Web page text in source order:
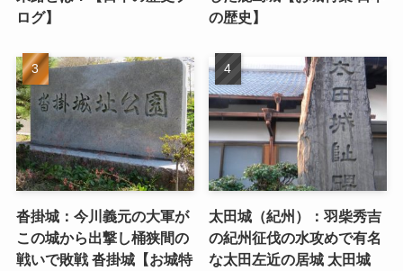
ログ】
の歴史】
沓掛城：今川義元の大軍が
この城から出撃し桶狭間の
戦いで敗戦 沓掛城【お城特
太田城（紀州）：羽柴秀吉
の紀州征伐の水攻めで有名
な太田左近の居城 太田城